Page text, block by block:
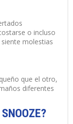
o incluso
molestias
que el otro,
diferentes